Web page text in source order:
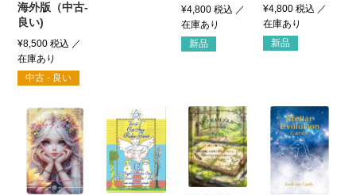
海外版（中古-
良い)
¥8,500 税込
中古 - 良い
¥4,800 税込
新品
¥4,800税込
新品